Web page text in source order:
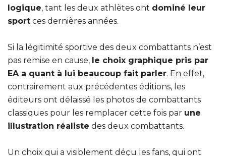
logique, tant les deux athlètes ont dominé leur
sport ces dernières années.
Si la légitimité sportive des deux combattants n’est
pas remise en cause, le choix graphique pris par
EA a quant à lui beaucoup fait parler. En effet,
contrairement aux précédentes éditions, les
éditeurs ont délaissé les photos de combattants
classiques pour les remplacer cette fois par une
illustration réaliste des deux combattants.
Un choix qui a visiblement déçu les fans, qui ont